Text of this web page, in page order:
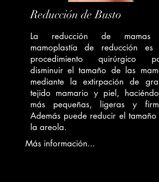
La reducción de mamas
mamoplastía de reducción es
procedimiento quirúrgico
disminuir el tamaño de las
mediante la extirpación de
tejido mamario y piel,
más pequeñas, ligeras y
Además puede reducir el tamaño
la areola.
Reducción de Busto
Más información...